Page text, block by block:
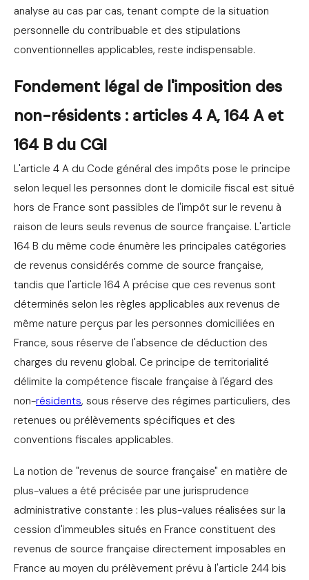
analyse au cas par cas, tenant compte de la situation
personnelle du contribuable et des stipulations
conventionnelles applicables, reste indispensable.
Fondement légal de l'imposition des
non-résidents : articles 4 A, 164 A et
164 B du CGI
L'article 4 A du Code général des impôts pose le principe
selon lequel les personnes dont le domicile fiscal est situé
hors de France sont passibles de l'impôt sur le revenu à
raison de leurs seuls revenus de source française. L'article
164 B du même code énumère les principales catégories
de revenus considérés comme de source française,
tandis que l'article 164 A précise que ces revenus sont
déterminés selon les règles applicables aux revenus de
même nature perçus par les personnes domiciliées en
France, sous réserve de l'absence de déduction des
charges du revenu global. Ce principe de territorialité
délimite la compétence fiscale française à l'égard des
non-résidents, sous réserve des régimes particuliers, des
retenues ou prélèvements spécifiques et des
conventions fiscales applicables.
La notion de "revenus de source française" en matière de
plus-values a été précisée par une jurisprudence
administrative constante : les plus-values réalisées sur la
cession d'immeubles situés en France constituent des
revenus de source française directement imposables en
France au moyen du prélèvement prévu à l'article 244 bis